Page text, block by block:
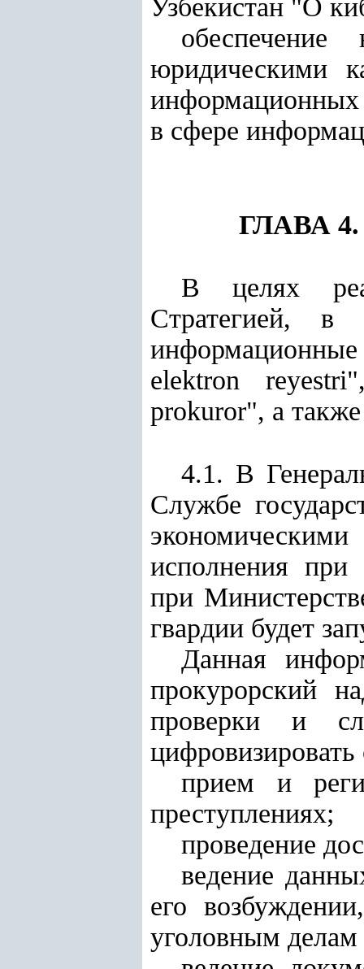
Узбекистан "О
юридическими
информационных
в сфере
ГЛАВА
В целях
Стратегией, в
elektron
prokuror", а
4.1. В
Службе
исполнения при
при
гвардии будет
Данная
прокурорский
проверки и
прием и
преступлениях;
проведение
ведение
его
уголовным делам